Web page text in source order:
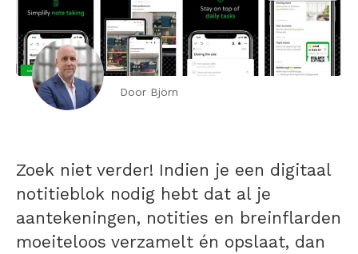
Door Björn
Zoek niet verder! Indien je een digitaal
notitieblok nodig hebt dat al je
aantekeningen, notities en breinflarden
moeiteloos verzamelt én opslaat, dan